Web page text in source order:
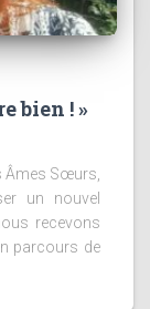
bien ! »
Âmes Sœurs,
un nouvel
recevons
parcours de